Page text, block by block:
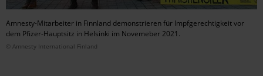
Amnesty-Mitarbeiter in Finnland demonstrieren für Impfgerechtigkeit vor
dem Pfizer-Hauptsitz in Helsinki im Novemeber 2021.
© Amnesty International Finland